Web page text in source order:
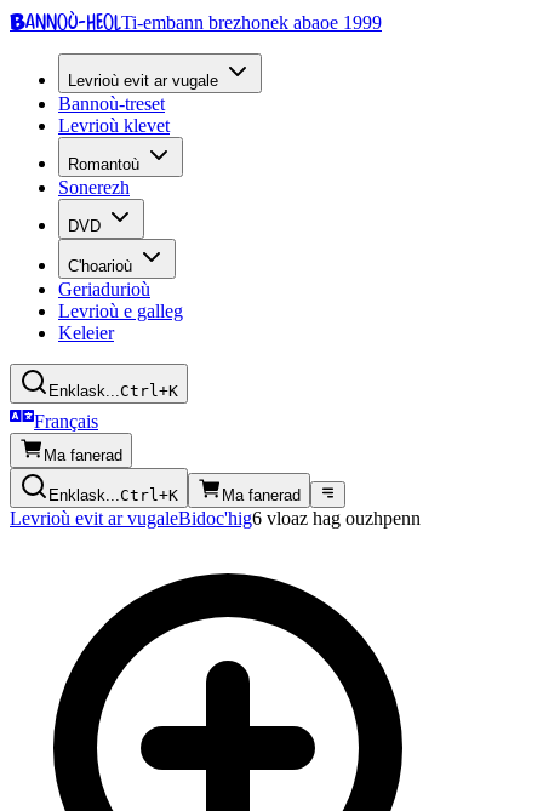
Bannoù-heolTi-embann brezhonek abaoe 1999
Levrioù evit ar vugale
Bannoù-treset
Levrioù klevet
Romantoù
Sonerezh
DVD
C'hoarioù
Geriadurioù
Levrioù e galleg
Keleier
Enklask...Ctrl+K
Français
Ma fanerad
Enklask...Ctrl+K Ma fanerad
Levrioù evit ar vugaleBidoc'hig6 vloaz hag ouzhpenn